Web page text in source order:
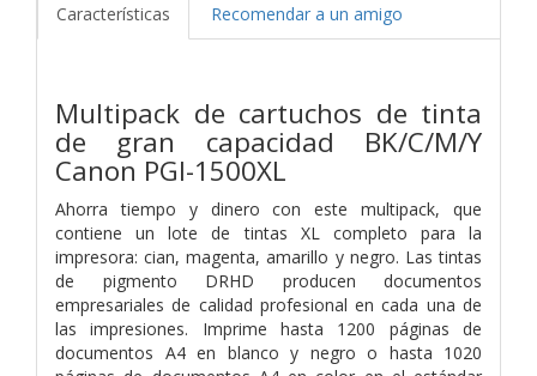
Características Recomendar a un amigo
Multipack de cartuchos de tinta
de gran capacidad BK/C/M/Y
Canon PGI-1500XL
Ahorra tiempo y dinero con este multipack, que
contiene un lote de tintas XL completo para la
impresora: cian, magenta, amarillo y negro. Las tintas
de pigmento DRHD producen documentos
empresariales de calidad profesional en cada una de
las impresiones. Imprime hasta 1200 páginas de
documentos A4 en blanco y negro o hasta 1020